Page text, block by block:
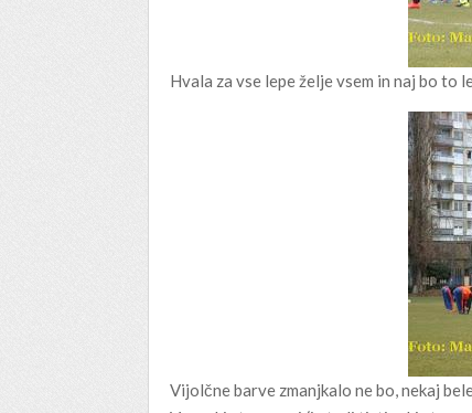
Hvala za vse lepe želje vsem in naj bo to
Vijolčne barve zmanjkalo ne bo, nekaj